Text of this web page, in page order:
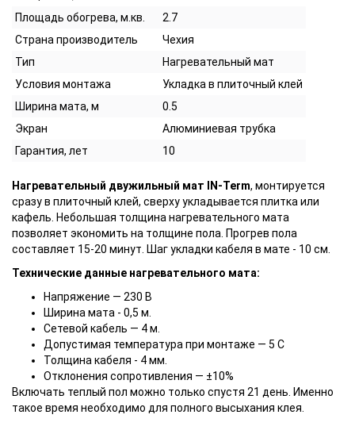
Площадь обогрева, м.кв.
2.7
Страна производитель
Чехия
Тип
Нагревательный мат
Условия монтажа
Укладка в плиточный клей
Ширина мата, м
0.5
Экран
Алюминиевая трубка
Гарантия, лет
10
Нагревательный двужильный мат IN-Term, монтируется
сразу в плиточный клей, сверху укладывается плитка или
кафель. Небольшая толщина нагревательного мата
позволяет экономить на толщине пола. Прогрев пола
составляет 15-20 минут. Шаг укладки кабеля в мате - 10 см.
Технические данные нагревательного мата:
Напряжение ― 230 В
Ширина мата - 0,5 м.
Сетевой кабель ― 4 м.
Допустимая температура при монтаже ― 5 С
Толщина кабеля - 4 мм.
Отклонения сопротивления ― ±10%
Включать теплый пол можно только спустя 21 день. Именно
такое время необходимо для полного высыхания клея.